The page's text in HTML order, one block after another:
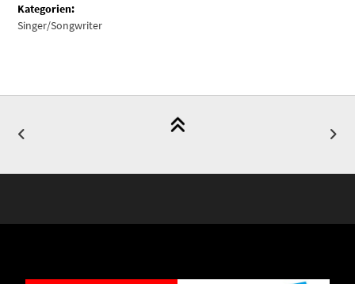
Kategorien:
Singer/Songwriter